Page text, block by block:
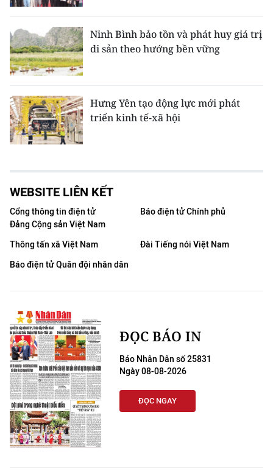
Ninh Bình bảo tồn và phát huy giá trị
di sản theo hướng bền vững
Hưng Yên tạo động lực mới phát
triển kinh tế-xã hội
WEBSITE LIÊN KẾT
Cổng thông tin điện tử
Đảng Cộng sản Việt Nam
Báo điện tử Chính phủ
Thông tấn xã Việt Nam
Đài Tiếng nói Việt Nam
Báo điện tử Quân đội nhân dân
ĐỌC BÁO IN
Báo Nhân Dân số 25831
Ngày 08-08-2026
ĐỌC NGAY